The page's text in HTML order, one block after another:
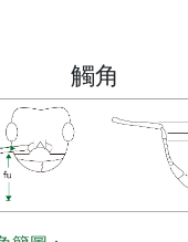
觸角